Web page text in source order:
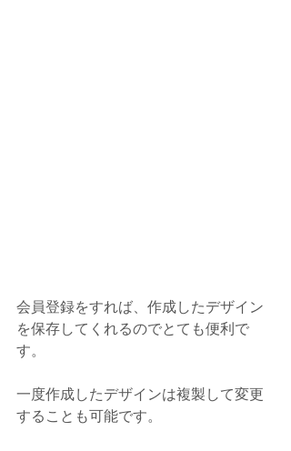
会員登録をすれば、作成したデザイン
を保存してくれるのでとても便利で
す。
一度作成したデザインは複製して変更
することも可能です。